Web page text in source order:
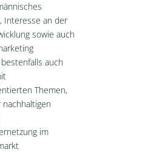
Interesse an der
sowie auch
auch
Themen,
nachhaltigen
im